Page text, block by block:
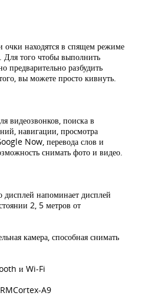
очки находятся в спящем режиме
Для того чтобы выполнить
предварительно разбудить
вы можете просто кивнуть.
видеозвонков, поиска в
навигации, просмотра
Now, перевода слов и
снимать фото и видео.
дисплей напоминает дисплей
2, 5 метров от
камера, способная снимать
и Wi-Fi
A9